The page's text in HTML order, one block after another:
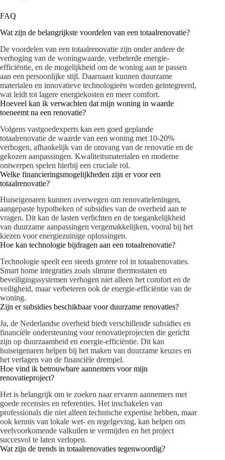
FAQ
Wat zijn de belangrijkste voordelen van een totaalrenovatie?
De voordelen van een totaalrenovatie zijn onder andere de
verhoging van de woningwaarde, verbeterde energie-
efficiëntie, en de mogelijkheid om de woning aan te passen
aan een persoonlijke stijl. Daarnaast kunnen duurzame
materialen en innovatieve technologieën worden geïntegreerd,
wat leidt tot lagere energiekosten en meer comfort.
Hoeveel kan ik verwachten dat mijn woning in waarde
toeneemt na een renovatie?
Volgens vastgoedexperts kan een goed geplande
totaalrenovatie de waarde van een woning met 10-20%
verhogen, afhankelijk van de omvang van de renovatie en de
gekozen aanpassingen. Kwaliteitsmaterialen en moderne
ontwerpen spelen hierbij een cruciale rol.
Welke financieringsmogelijkheden zijn er voor een
totaalrenovatie?
Huiseigenaren kunnen overwegen om renovatieleningen,
aangepaste hypotheken of subsidies van de overheid aan te
vragen. Dit kan de lasten verlichten en de toegankelijkheid
van duurzame aanpassingen vergemakkelijken, vooral bij het
kiezen voor energiezuinige oplossingen.
Hoe kan technologie bijdragen aan een totaalrenovatie?
Technologie speelt een steeds grotere rol in totaalrenovaties.
Smart home integraties zoals slimme thermostaten en
beveiligingssystemen verhogen niet alleen het comfort en de
veiligheid, maar verbeteren ook de energie-efficiëntie van de
woning.
Zijn er subsidies beschikbaar voor duurzame renovaties?
Ja, de Nederlandse overheid biedt verschillende subsidies en
financiële ondersteuning voor renovatieprojecten die gericht
zijn op duurzaamheid en energie-efficiëntie. Dit kan
huiseigenaren helpen bij het maken van duurzame keuzes en
het verlagen van de financiële drempel.
Hoe vind ik betrouwbare aannemers voor mijn
renovatieproject?
Het is belangrijk om te zoeken naar ervaren aannemers met
goede recensies en referenties. Het inschakelen van
professionals die niet alleen technische expertise hebben, maar
ook kennis van lokale wet- en regelgeving, kan helpen om
veelvoorkomende valkuilen te vermijden en het project
succesvol te laten verlopen.
Wat zijn de trends in totaalrenovaties tegenwoordig?